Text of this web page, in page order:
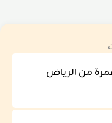
من الرياض